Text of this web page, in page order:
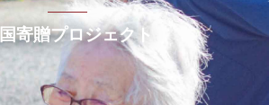
寄贈プロジェクト